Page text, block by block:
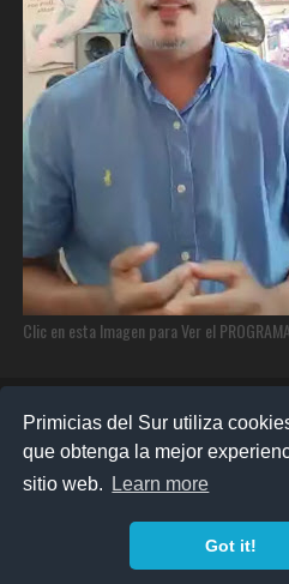
Primicias del Sur utiliza
que obtenga la mejor
sitio web.
Learn more
Got it!
Clic en esta Imagen para Ver el
©2025 PRIMICIAS DEL SUR | Derechos
Realizado por